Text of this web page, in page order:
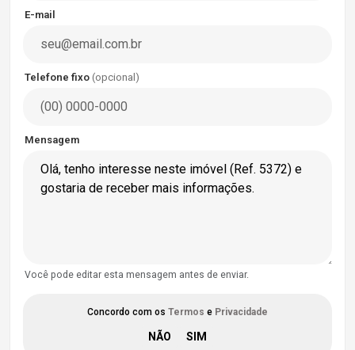
E-mail
Telefone fixo (opcional)
Mensagem
Você pode editar esta mensagem antes de enviar.
Concordo com os Termos e Privacidade